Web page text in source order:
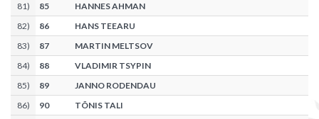
81) 85
HANNES AHMAN
82) 86
HANS TEEARU
83) 87
MARTIN MELTSOV
84) 88
VLADIMIR TSYPIN
85) 89
JANNO RODENDAU
86) 90
TÕNIS TALI